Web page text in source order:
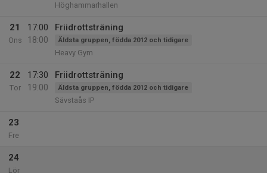
Höghammarhallen
21
Ons
17:00
18:00
Friidrottsträning
Äldsta gruppen, födda 2012 och tidigare
Heavy Gym
22
Tor
17:30
19:00
Friidrottsträning
Äldsta gruppen, födda 2012 och tidigare
Sävstaås IP
23
Fre
24
Lör